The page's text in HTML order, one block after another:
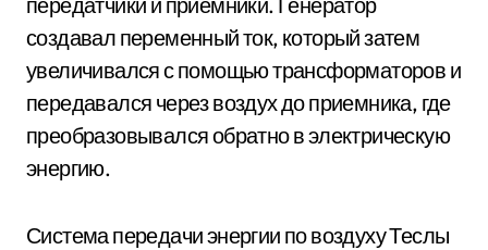
создавал переменный ток, который затем
увеличивался с помощью трансформаторов и
передавался через воздух до приемника, где
преобразовывался обратно в электрическую
энергию.
Система передачи энергии по воздуху Теслы